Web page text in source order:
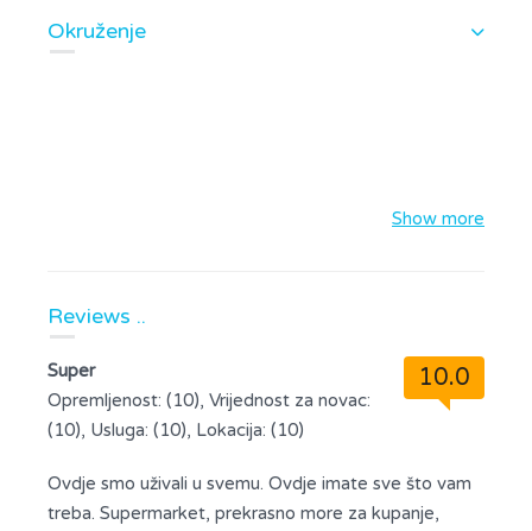
Okruženje
Show more
Reviews ..
10.0
Super
Opremljenost: (10), Vrijednost za novac:
(10), Usluga: (10), Lokacija: (10)
Ovdje smo uživali u svemu. Ovdje imate sve što vam
treba. Supermarket, prekrasno more za kupanje,